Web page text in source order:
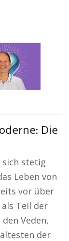
Die
sich stetig
Leben von
vor über
als Teil der
Veden,
der